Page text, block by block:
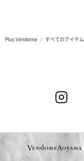
Plus Vendome すべてのアイテム